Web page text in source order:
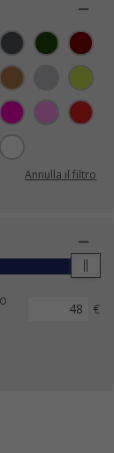
(1)
(1)
Annulla il filtro
€